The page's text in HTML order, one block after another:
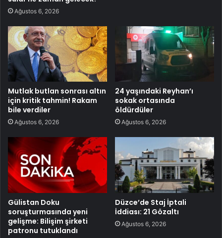
Ağustos 6, 2026
Mutlak butlan sonrası altın
için kritik tahmin! Rakam
bile verdiler
Ağustos 6, 2026
24 yaşındaki Reyhan’ı
sokak ortasında
öldürdüler
Ağustos 6, 2026
Gülistan Doku
soruşturmasında yeni
gelişme: Bilişim şirketi
patronu tutuklandı
Düzce’de Staj İptali
İddiası: 21 Gözaltı
Ağustos 6, 2026